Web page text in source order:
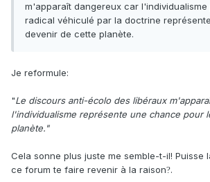
exagéré qui donne l'impression que tout
rien ne s'arrange, ce qui est
volonté de régler le problème: si on a déjà
sciences (anti vaxx, croyances mystiques
- ils combattent activement toute forme
technologie en combattant les OGM et le
que d'autres solutions efficaces type
- leurs discours sont bien plus
repentance et les lamentations morales
m'apparaît dangereux car l'individualisme
radical véhiculé par la doctrine
devenir de cette planète.
Je reformule:
"Le discours anti-écolo des libéraux
l'individualisme représente une chance pour
planète."
Cela sonne plus juste me semble-t-il! Puisse
ce forum te faire revenir à la raison?.